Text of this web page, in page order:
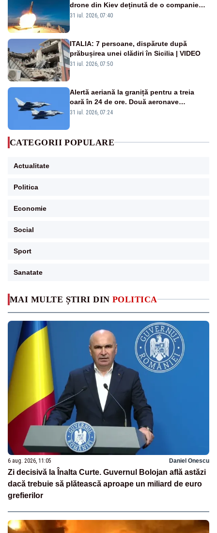
MAI MULTE ȘTIRI DIN POLITICA
6 aug. 2026, 11:05 Daniel Onescu
Zi decisivă la Înalta Curte. Guvernul Bolojan află astăzi
dacă trebuie să plătească aproape un miliard de euro
grefierilor
drone din Kiev deținută de o companie
americană, distrusă de o rachetă
31 iul. 2026, 07:40
ITALIA: 7 persoane, dispărute după
prăbușirea unei clădiri în Sicilia | VIDEO
31 iul. 2026, 07:50
Alertă aeriană la graniță pentru a treia
oară în 24 de ore. Două aeronave
Eurofighter britanice au fost ridicate de la
31 iul. 2026, 07:24
CATEGORII POPULARE
Actualitate
Politica
Economie
Social
Sport
Sanatate